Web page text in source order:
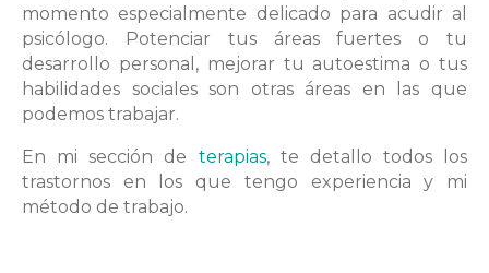
momento especialmente delicado para acudir al
psicólogo. Potenciar tus áreas fuertes o tu
desarrollo personal, mejorar tu autoestima o tus
habilidades sociales son otras áreas en las que
podemos trabajar.
En mi sección de terapias, te detallo todos los
trastornos en los que tengo experiencia y mi
método de trabajo.